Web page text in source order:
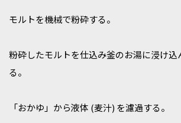
モルトを機械で粉砕する。
粉砕したモルトを仕込み釜のお湯に浸け込
る。
「おかゆ」から液体 (麦汁) を濾過する。